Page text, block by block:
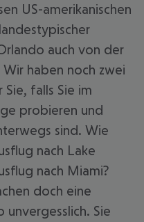
US-amerikanischen
auch von der
Wir haben noch zwei
falls Sie im
probieren und
sind. Wie
nach Lake
nach Miami?
doch eine
unvergesslich. Sie